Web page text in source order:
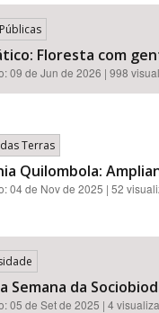
Floresta com
09 de Jun de 2026 | 998
Terras
Quilombola:
04 de Nov de 2025 | 52
Semana da
05 de Set de 2025 | 4